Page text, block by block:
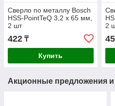
Сверло по металлу Bosch
HSS-PointTeQ 3,2 x 65 мм,
2 шт
422 ₸
Купить
2
Акционные предложения и